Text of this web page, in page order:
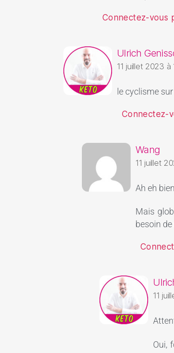
Connectez-vous
Ulrich
11 juillet 2023 à
le cyclisme
Connectez-
Wang
11 juillet
Ah eh
Mais
besoin
11
Oui,